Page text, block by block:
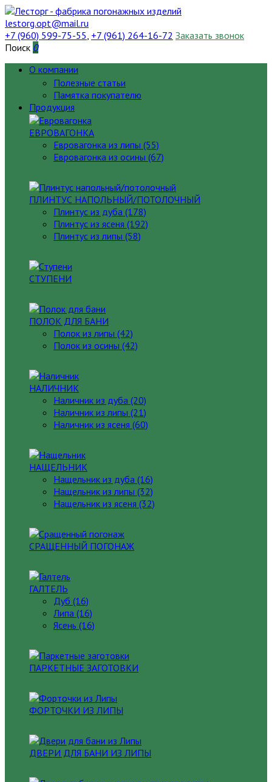
lestorg.opt@mail.ru
+7 (960) 599-75-55, +7 (961) 264-16-72 Заказать звонок
Поиск 0
О компании
Полезные статьи
Памятка покупателю
Продукция
ЕВРОВАГОНКА
Евровагонка из липы (55)
Евровагонка из осины (67)
ПЛИНТУС НАПОЛЬНЫЙ/ПОТОЛОЧНЫЙ
Плинтус из дуба (178)
Плинтус из ясеня (192)
Плинтус из липы (58)
СТУПЕНИ
ПОЛОК ДЛЯ БАНИ
Полок из липы (42)
Полок из осины (42)
НАЛИЧНИК
Наличник из дуба (20)
Наличник из липы (21)
Наличник из ясеня (60)
НАЩЕЛЬНИК
Нащельник из дуба (16)
Нащельник из липы (32)
Нащельник из ясеня (32)
СРАЩЕННЫЙ ПОГОНАЖ
ГАЛТЕЛЬ
Дуб (16)
Липа (16)
Ясень (16)
ПАРКЕТНЫЕ ЗАГОТОВКИ
ФОРТОЧКИ ИЗ ЛИПЫ
ДВЕРИ ДЛЯ БАНИ ИЗ ЛИПЫ